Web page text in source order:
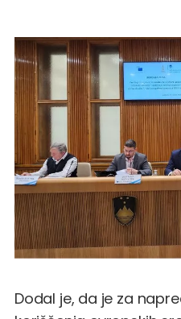
Dodal je, da je za